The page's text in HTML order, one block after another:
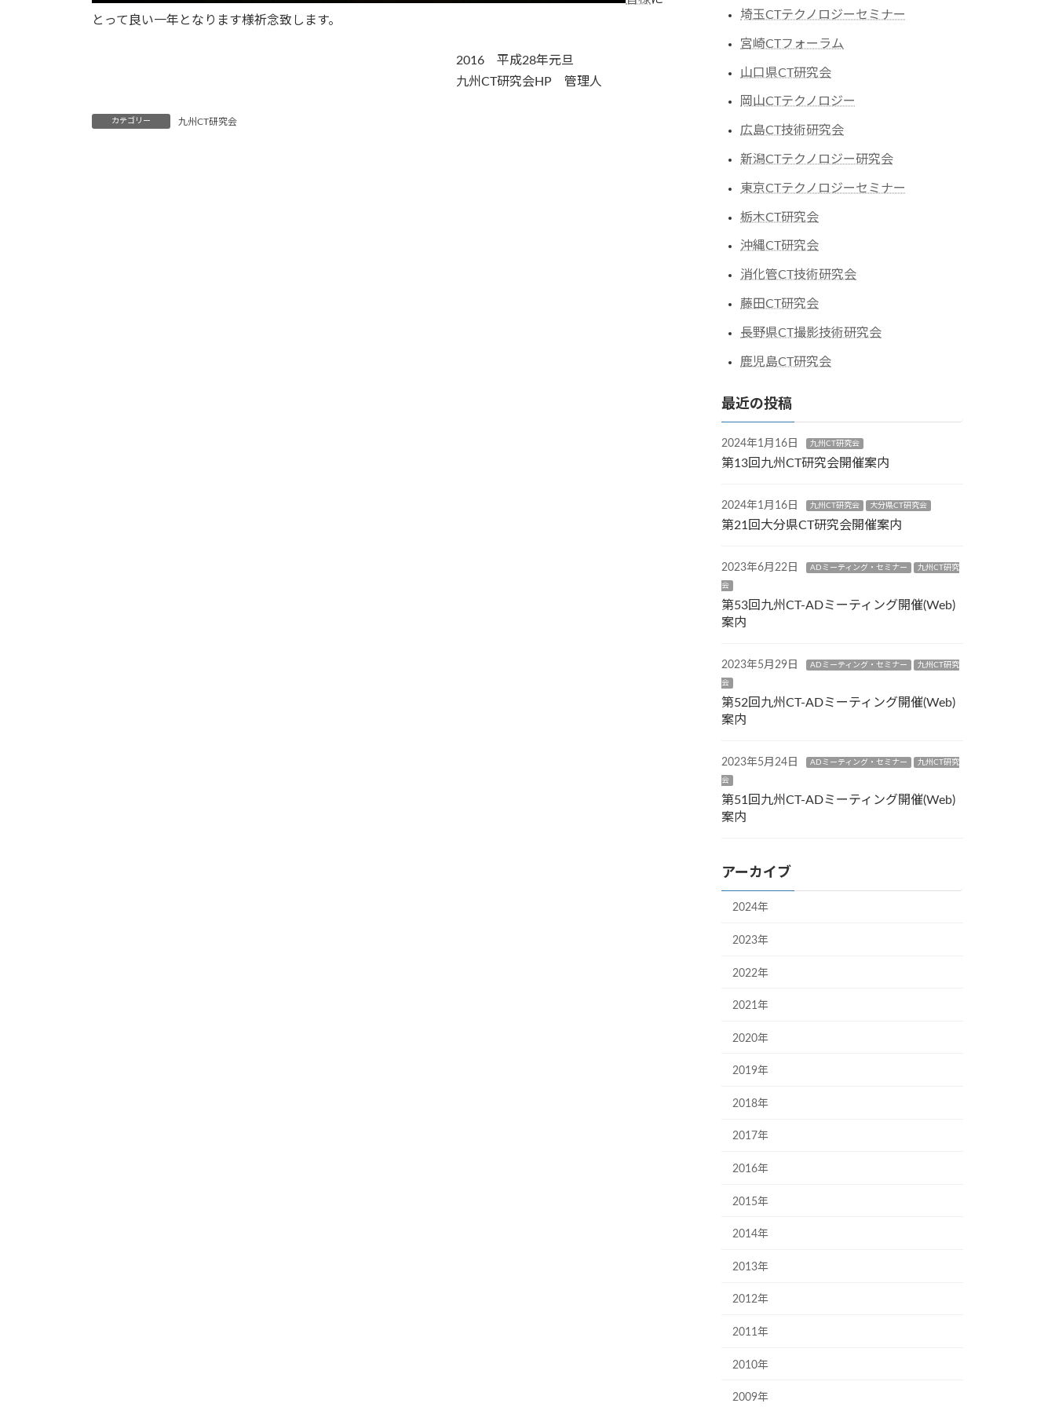
とって良い一年となります様祈念致します。
2016 平成28年元旦
九州CT研究会HP 管理人
カテゴリー 九州CT研究会
埼玉CTテクノロジーセミナー
宮崎CTフォーラム
山口県CT研究会
岡山CTテクノロジー
広島CT技術研究会
新潟CTテクノロジー研究会
東京CTテクノロジーセミナー
栃木CT研究会
沖縄CT研究会
消化管CT技術研究会
藤田CT研究会
長野県CT撮影技術研究会
鹿児島CT研究会
最近の投稿
2024年1月16日 九州CT研究会
第13回九州CT研究会開催案内
2024年1月16日 九州CT研究会 大分県CT研究会
第21回大分県CT研究会開催案内
2023年6月22日 ADミーティング・セミナー 九州CT研究
会
第53回九州CT-ADミーティング開催(Web)
案内
2023年5月29日 ADミーティング・セミナー 九州CT研究
会
第52回九州CT-ADミーティング開催(Web)
案内
2023年5月24日 ADミーティング・セミナー 九州CT研究
会
第51回九州CT-ADミーティング開催(Web)
案内
アーカイブ
2024年
2023年
2022年
2021年
2020年
2019年
2018年
2017年
2016年
2015年
2014年
2013年
2012年
2011年
2010年
2009年